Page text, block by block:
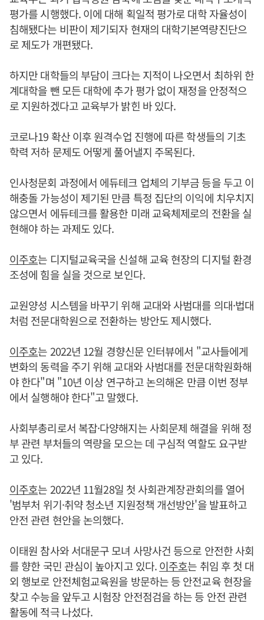
평가를 시행했다. 이에 대해 획일적 평가로 대학 자율성이
침해됐다는 비판이 제기되자 현재의 대학기본역량진단으
로 제도가 개편됐다.
하지만 대학들의 부담이 크다는 지적이 나오면서 최하위 한
계대학을 뺀 모든 대학에 추가 평가 없이 재정을 안정적으
로 지원하겠다고 교육부가 밝힌 바 있다.
코로나19 확산 이후 원격수업 진행에 따른 학생들의 기초
학력 저하 문제도 어떻게 풀어낼지 주목된다.
인사청문회 과정에서 에듀테크 업체의 기부금 등을 두고 이
해충돌 가능성이 제기된 만큼 특정 집단의 이익에 치우치지
않으면서 에듀테크를 활용한 미래 교육체제로의 전환을 실
현해야 하는 과제도 있다.
이주호는 디지털교육국을 신설해 교육 현장의 디지털 환경
조성에 힘을 실을 것으로 보인다.
교원양성 시스템을 바꾸기 위해 교대와 사범대를 의대·법대
처럼 전문대학원으로 전환하는 방안도 제시했다.
이주호는 2022년 12월 경향신문 인터뷰에서 "교사들에게
변화의 동력을 주기 위해 교대와 사범대를 전문대학원화해
야 한다"며 "10년 이상 연구하고 논의해온 만큼 이번 정부
에서 실행해야 한다"고 말했다.
사회부총리로서 복잡·다양해지는 사회문제 해결을 위해 정
부 관련 부처들의 역량을 모으는 데 구심적 역할도 요구받
고 있다.
이주호는 2022년 11월28일 첫 사회관계장관회의를 열어
'범부처 위기·취약 청소년 지원정책 개선방안'을 발표하고
안전 관련 현안을 논의했다.
이태원 참사와 서대문구 모녀 사망사건 등으로 안전한 사회
를 향한 국민 관심이 높아지고 있다.이주호는 취임 후 첫 대
외 행보로 안전체험교육원을 방문하는 등 안전교육 현장을
찾고 수능을 앞두고 시험장 안전점검을 하는 등 안전 관련
활동에 적극 나섰다.